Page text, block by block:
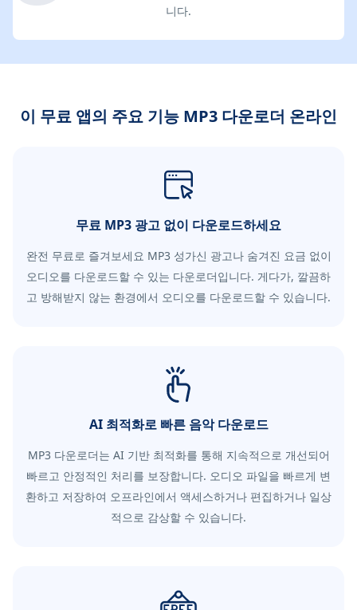
니다.
이 무료 앱의 주요 기능 MP3 다운로더 온라인
무료 MP3 광고 없이 다운로드하세요
완전 무료로 즐겨보세요 MP3 성가신 광고나 숨겨진 요금 없이
오디오를 다운로드할 수 있는 다운로더입니다. 게다가, 깔끔하
고 방해받지 않는 환경에서 오디오를 다운로드할 수 있습니다.
AI 최적화로 빠른 음악 다운로드
MP3 다운로더는 AI 기반 최적화를 통해 지속적으로 개선되어
빠르고 안정적인 처리를 보장합니다. 오디오 파일을 빠르게 변
환하고 저장하여 오프라인에서 액세스하거나 편집하거나 일상
적으로 감상할 수 있습니다.